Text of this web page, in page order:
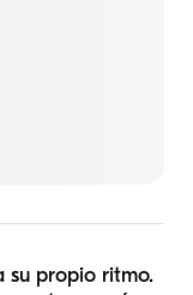
su propio ritmo.